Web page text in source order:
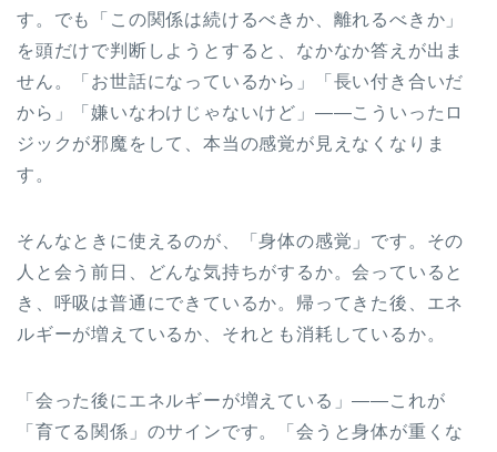
す。でも「この関係は続けるべきか、離れるべきか」
を頭だけで判断しようとすると、なかなか答えが出ま
せん。「お世話になっているから」「長い付き合いだ
から」「嫌いなわけじゃないけど」——こういったロ
ジックが邪魔をして、本当の感覚が見えなくなりま
す。
そんなときに使えるのが、「身体の感覚」です。その
人と会う前日、どんな気持ちがするか。会っていると
き、呼吸は普通にできているか。帰ってきた後、エネ
ルギーが増えているか、それとも消耗しているか。
「会った後にエネルギーが増えている」——これが
「育てる関係」のサインです。「会うと身体が重くな